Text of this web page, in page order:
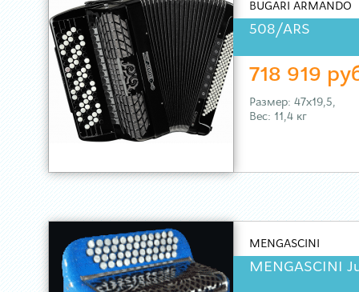
BUGARI ARMANDO
508/ARS
718 919
Размер: 47х19,5,
Вес: 11,4 кг
MENGASCINI
MENGASCINI